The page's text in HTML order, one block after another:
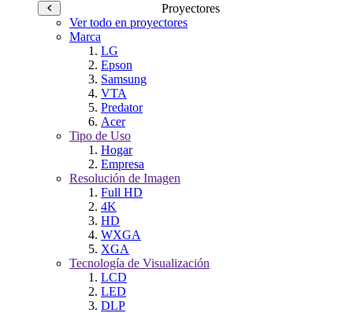
Proyectores
Ver todo en proyectores
Marca
LG
Epson
Samsung
VTA
Predator
Acer
Tipo de Uso
Hogar
Empresa
Resolución de Imagen
Full HD
4K
HD
WXGA
XGA
Tecnología de Visualización
LCD
LED
DLP